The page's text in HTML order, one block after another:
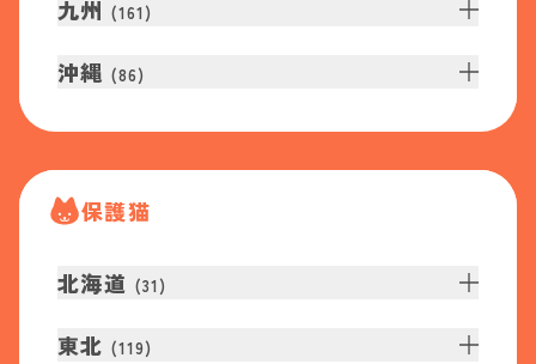
九州 (161 )
沖縄 (86)
保護猫
北海道 (31 )
東北 (119)